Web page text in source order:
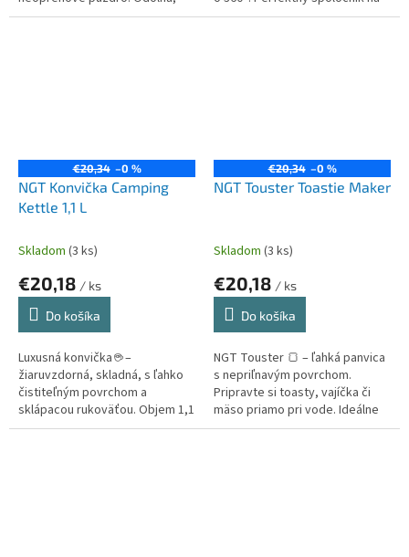
praktická a štýlová voľba pre
ryby či do kempu! 🌿
€20,34 –0 %
NGT Konvička Camping
Kettle 1,1 L
Skladom (3 ks)
€20,18 / ks
Do košíka
Luxusná konvička ☕ –
žiaruvzdorná, skladná, s ľahko
čistiteľným povrchom a
sklápacou rukoväťou. Objem 1,1
L, ideálna na výlety a rybačku.
€20,34 –0 %
NGT Touster Toastie Maker
Skladom (3 ks)
€20,18 / ks
Do košíka
NGT Touster 🍞 – ľahká panvica
s nepriľnavým povrchom.
Pripravte si toasty, vajíčka či
mäso priamo pri vode. Ideálne
na ryby aj do kempu! 🔥